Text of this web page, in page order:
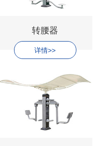
转腰器
详情>>